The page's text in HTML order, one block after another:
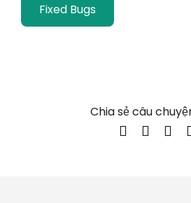
Fixed Bugs
Chia sẻ câu